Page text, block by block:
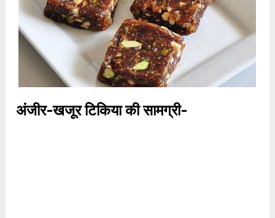
अंजीर-खजूर टिकिया की सामग्री-